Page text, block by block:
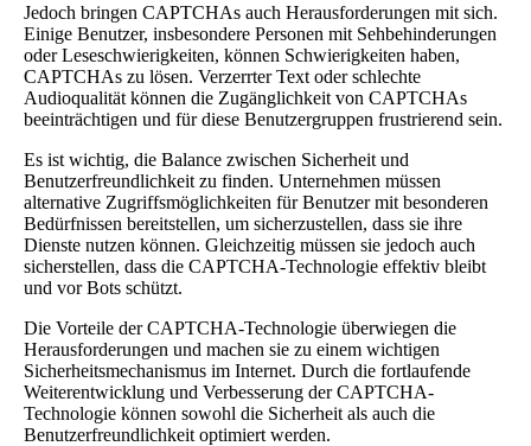
Jedoch bringen CAPTCHAs auch Herausforderungen mit sich.
Einige Benutzer, insbesondere Personen mit Sehbehinderungen
oder Leseschwierigkeiten, können Schwierigkeiten haben,
CAPTCHAs zu lösen. Verzerrter Text oder schlechte
Audioqualität können die Zugänglichkeit von CAPTCHAs
beeinträchtigen und für diese Benutzergruppen frustrierend sein.
Es ist wichtig, die Balance zwischen Sicherheit und
Benutzerfreundlichkeit zu finden. Unternehmen müssen
alternative Zugriffsmöglichkeiten für Benutzer mit besonderen
Bedürfnissen bereitstellen, um sicherzustellen, dass sie ihre
Dienste nutzen können. Gleichzeitig müssen sie jedoch auch
sicherstellen, dass die CAPTCHA-Technologie effektiv bleibt
und vor Bots schützt.
Die Vorteile der CAPTCHA-Technologie überwiegen die
Herausforderungen und machen sie zu einem wichtigen
Sicherheitsmechanismus im Internet. Durch die fortlaufende
Weiterentwicklung und Verbesserung der CAPTCHA-
Technologie können sowohl die Sicherheit als auch die
Benutzerfreundlichkeit optimiert werden.